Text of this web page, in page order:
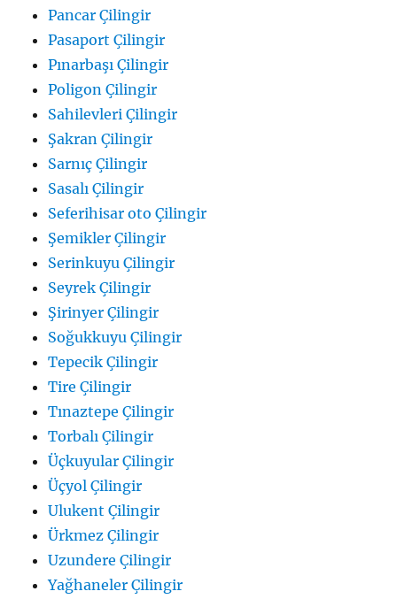
Pancar Çilingir
Pasaport Çilingir
Pınarbaşı Çilingir
Poligon Çilingir
Sahilevleri Çilingir
Şakran Çilingir
Sarnıç Çilingir
Sasalı Çilingir
Seferihisar oto Çilingir
Şemikler Çilingir
Serinkuyu Çilingir
Seyrek Çilingir
Şirinyer Çilingir
Soğukkuyu Çilingir
Tepecik Çilingir
Tire Çilingir
Tınaztepe Çilingir
Torbalı Çilingir
Üçkuyular Çilingir
Üçyol Çilingir
Ulukent Çilingir
Ürkmez Çilingir
Uzundere Çilingir
Yağhaneler Çilingir